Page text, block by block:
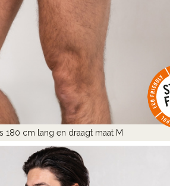
180 cm lang en draagt maat M